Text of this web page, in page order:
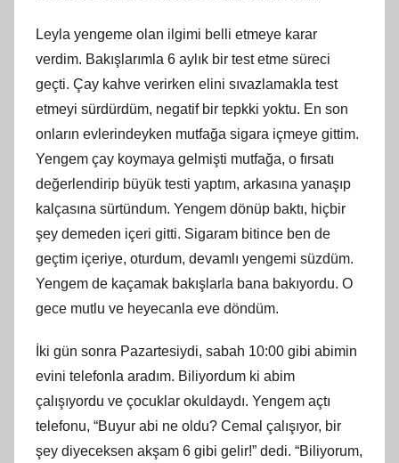
Leyla yengeme olan ilgimi belli etmeye karar
verdim. Bakışlarımla 6 aylık bir test etme süreci
geçti. Çay kahve verirken elini sıvazlamakla test
etmeyi sürdürdüm, negatif bir tepkki yoktu. En son
onların evlerindeyken mutfağa sigara içmeye gittim.
Yengem çay koymaya gelmişti mutfağa, o fırsatı
değerlendirip büyük testi yaptım, arkasına yanaşıp
kalçasına sürtündum. Yengem dönüp baktı, hiçbir
şey demeden içeri gitti. Sigaram bitince ben de
geçtim içeriye, oturdum, devamlı yengemi süzdüm.
Yengem de kaçamak bakışlarla bana bakıyordu. O
gece mutlu ve heyecanla eve döndüm.
İki gün sonra Pazartesiydi, sabah 10:00 gibi abimin
evini telefonla aradım. Biliyordum ki abim
çalışıyordu ve çocuklar okuldaydı. Yengem açtı
telefonu, “Buyur abi ne oldu? Cemal çalışıyor, bir
şey diyeceksen akşam 6 gibi gelir!” dedi. “Biliyorum,